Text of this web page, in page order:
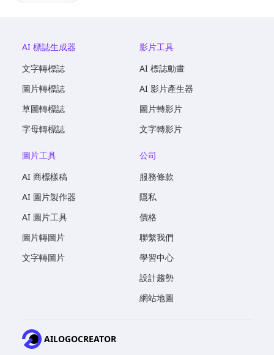
AI 標誌生成器
文字轉標誌
圖片轉標誌
草圖轉標誌
字母轉標誌
影片工具
AI 標誌動畫
AI 影片產生器
圖片轉影片
文字轉影片
圖片工具
AI 商標樣稿
AI 圖片製作器
AI 圖片工具
圖片轉圖片
文字轉圖片
公司
服務條款
隱私
價格
聯繫我們
學習中心
設計趨勢
網站地圖
AILOGOCREATOR